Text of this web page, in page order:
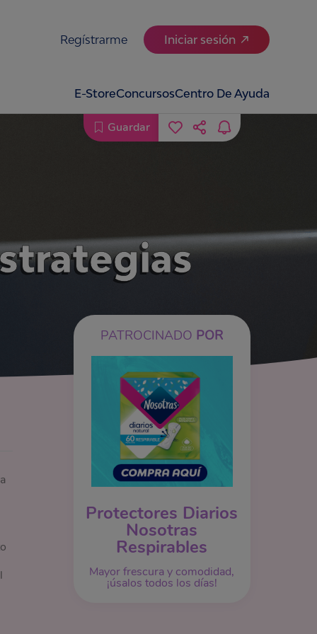
Regístrarme Iniciar sesión
E-StoreConcursosCentro De Ayuda
PATROCINADO POR
Protectores Diarios
Nosotras
Respirables
Mayor frescura y comodidad,
¡úsalos todos los días!
Guardar